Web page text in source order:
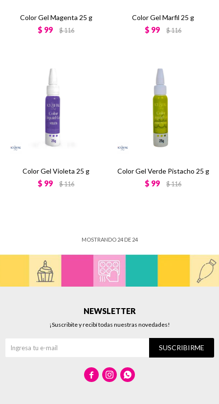
Color Gel Magenta 25 g
$ 99 $116
Color Gel Marfil 25 g
$ 99 $116
Color Gel Violeta 25 g
$ 99 $116
Color Gel Verde Pistacho 25 g
$ 99 $116
MOSTRANDO 24DE 24
NEWSLETTER
¡Suscribite y recibí todas nuestras novedades!
SUSCRIBIRME
  